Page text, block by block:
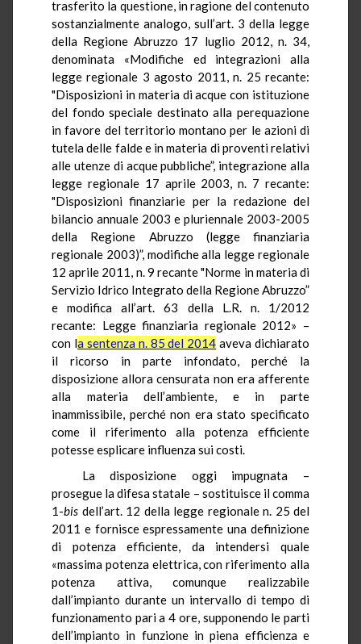
trasferito la questione, in ragione del contenuto
sostanzialmente analogo, sull’art. 3 della legge
della Regione Abruzzo 17 luglio 2012, n. 34,
denominata «Modifiche ed integrazioni alla
legge regionale 3 agosto 2011, n. 25 recante:
"Disposizioni in materia di acque con istituzione
del fondo speciale destinato alla perequazione
in favore del territorio montano per le azioni di
tutela delle falde e in materia di proventi relativi
alle utenze di acque pubbliche”, integrazione alla
legge regionale 17 aprile 2003, n. 7 recante:
"Disposizioni finanziarie per la redazione del
bilancio annuale 2003 e pluriennale 2003-2005
della Regione Abruzzo (legge finanziaria
regionale 2003)”, modifiche alla legge regionale
12 aprile 2011, n. 9 recante "Norme in materia di
Servizio Idrico Integrato della Regione Abruzzo”
e modifica all’art. 63 della L.R. n. 1/2012
recante: Legge finanziaria regionale 2012» –
con la sentenza n. 85 del 2014 aveva dichiarato
il ricorso in parte infondato, perché la
disposizione allora censurata non era afferente
alla materia dell’ambiente, e in parte
inammissibile, perché non era stato specificato
come il riferimento alla potenza efficiente
potesse esplicare influenza sui costi.
La disposizione oggi impugnata –
prosegue la difesa statale – sostituisce il comma
1-bis dell’art. 12 della legge regionale n. 25 del
2011 e fornisce espressamente una definizione
di potenza efficiente, da intendersi quale
«massima potenza elettrica, con riferimento alla
potenza attiva, comunque realizzabile
dall’impianto durante un intervallo di tempo di
funzionamento pari a 4 ore, supponendo le parti
dell’impianto in funzione in piena efficienza e